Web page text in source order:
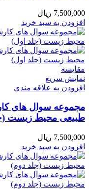
7,500,000 ریال
افزودن به سبد خرید
مقايسه
نمایش سریع
افزودن به علاقه مندی
مجموعه سوال های
طبیعی محیط زیست
7,500,000 ریال
افزودن به سبد خرید